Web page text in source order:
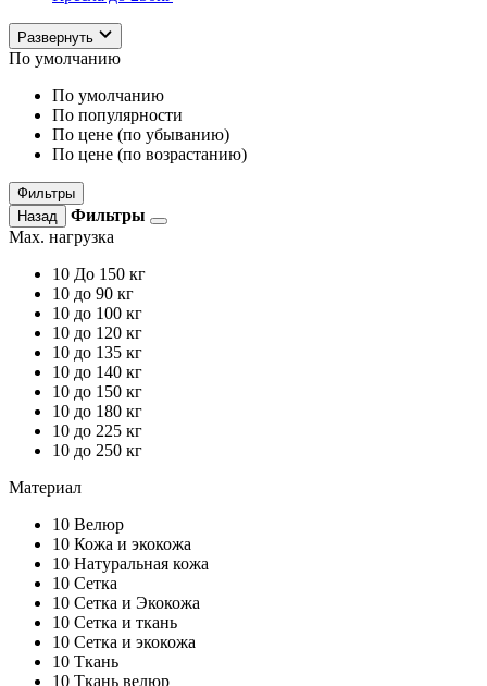
Развернуть
По умолчанию
По умолчанию
По популярности
По цене (по убыванию)
По цене (по возрастанию)
Фильтры
Назад
Фильтры
Max. нагрузка
10 До 150 кг
10 до 90 кг
10 до 100 кг
10 до 120 кг
10 до 135 кг
10 до 140 кг
10 до 150 кг
10 до 180 кг
10 до 225 кг
10 до 250 кг
Материал
10 Велюр
10 Кожа и экокожа
10 Натуральная кожа
10 Сетка
10 Сетка и Экокожа
10 Сетка и ткань
10 Сетка и экокожа
10 Ткань
10 Ткань велюр